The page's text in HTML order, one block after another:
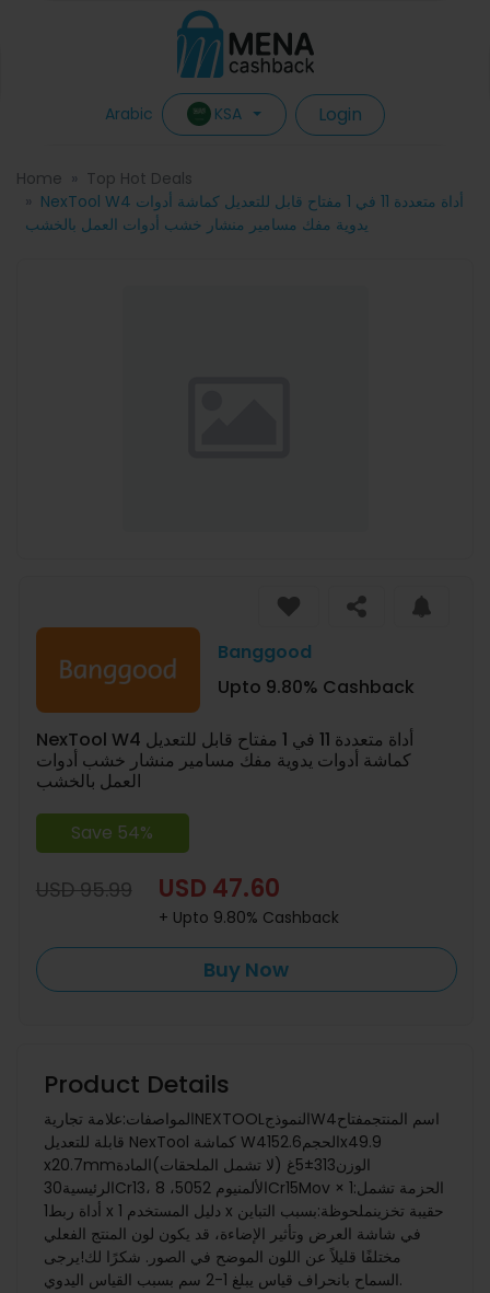
Arabic KSA Login
Home
Top Hot Deals
NexTool W4 أداة متعددة 11 في 1 مفتاح قابل للتعديل كماشة أدوات
يدوية مفك مسامير منشار خشب أدوات العمل بالخشب
Banggood
Upto 9.80% Cashback
NexTool W4 أداة متعددة 11 في 1 مفتاح قابل للتعديل
كماشة أدوات يدوية مفك مسامير منشار خشب أدوات
العمل بالخشب
Save 54%
USD 95.99 USD 47.60
+ Upto 9.80% Cashback
Buy Now
Product Details
المواصفات:علامة تجاريةNEXTOOLالنموذجW4اسم المنتجمفتاح
قابلة للتعديل NexTool كماشة W4الحجم152.6x49.9
x20.7mmالوزن313±5غ (لا تشمل الملحقات)المادة
الرئيسية30Cr13، الألمنيوم 5052، 8Cr15Mov الحزمة تشمل:1 ×
أداة ربط1 x دليل المستخدم 1 x حقيبة تخزينملحوظة:بسبب التباين
في شاشة العرض وتأثير الإضاءة، قد يكون لون المنتج الفعلي
مختلفًا قليلاً عن اللون الموضح في الصور. شكرًا لك!يرجى
السماح بانحراف قياس يبلغ 1-2 سم بسبب القياس اليدوي.